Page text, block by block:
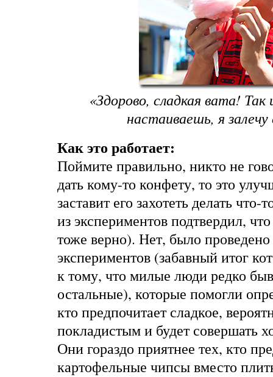
«Здорово, сладкая вата!
настаиваешь, я
Как это работает:
Поймите правильно, никто не
дать кому-то конфету, то это
заставит его захотеть делать
из экспериментов подтвердил,
тоже верно). Нет, было
экспериментов (забавный итог
к тому, что милые люди редко
остальные), которые помогли
кто предпочитает сладкое,
покладистым и будет совершать
Они гораздо приятнее тех, кто
картофельные чипсы вместо